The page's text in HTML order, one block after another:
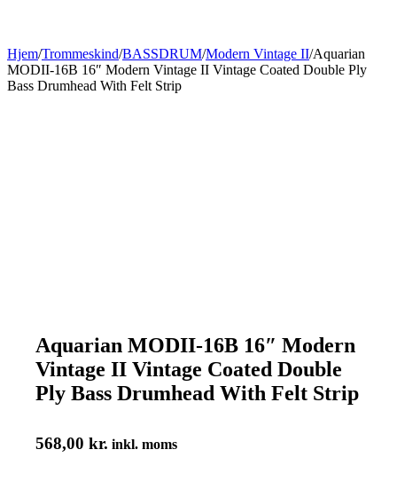
Hjem/Trommeskind/BASSDRUM/Modern Vintage II/Aquarian
MODII-16B 16″ Modern Vintage II Vintage Coated Double Ply
Bass Drumhead With Felt Strip
Aquarian MODII-16B 16″ Modern
Vintage II Vintage Coated Double
Ply Bass Drumhead With Felt Strip
568,00 kr. inkl. moms